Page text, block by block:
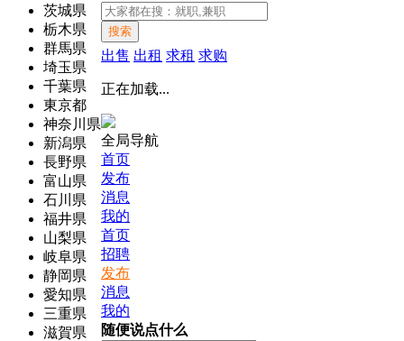
茨城県
栃木県
群馬県
埼玉県
千葉県
東京都
神奈川県
新潟県
長野県
富山県
石川県
福井県
山梨県
岐阜県
静岡県
愛知県
三重県
滋賀県
搜索
出售 出租 求租 求购
正在加载...
全局导航
首页
发布
消息
我的
首页
招聘
发布
消息
我的
随便说点什么